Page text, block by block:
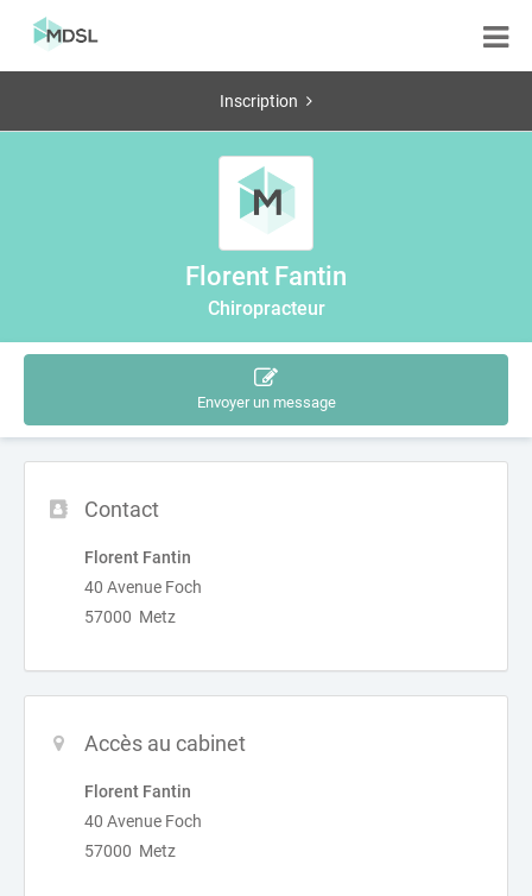
Inscription
Florent Fantin
Chiropracteur
Envoyer un message
Contact
Florent Fantin
40 Avenue Foch
57000 Metz
Accès au cabinet
Florent Fantin
40 Avenue Foch
57000 Metz